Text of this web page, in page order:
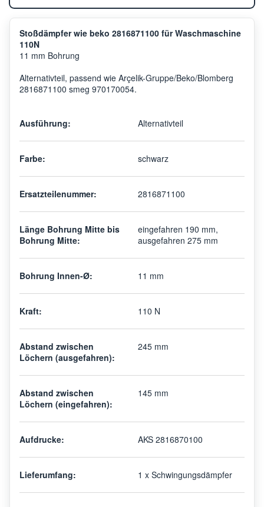
Stoßdämpfer wie beko 2816871100 für Waschmaschine
110N
11 mm Bohrung
Alternativteil, passend wie Arçelik-Gruppe/Beko/Blomberg
2816871100 smeg 970170054.
Ausführung: Alternativteil
Farbe: schwarz
Ersatzteilenummer: 2816871100
Länge Bohrung Mitte bis
Bohrung Mitte:
eingefahren 190 mm,
ausgefahren 275 mm
Bohrung Innen-Ø: 11 mm
Kraft: 110 N
Abstand zwischen
Löchern (ausgefahren):
245 mm
Abstand zwischen
Löchern (eingefahren):
145 mm
Aufdrucke: AKS 2816870100
Lieferumfang: 1 x Schwingungsdämpfer